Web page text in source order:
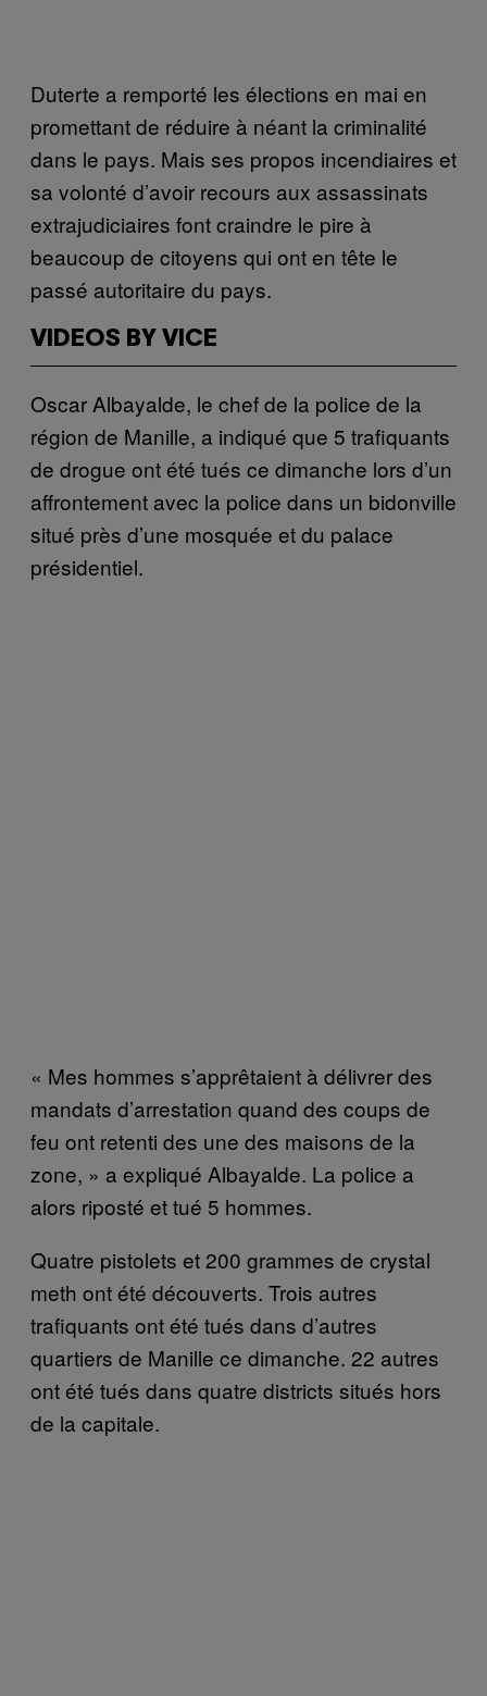
Duterte a remporté les élections en mai en
promettant de réduire à néant la criminalité
dans le pays. Mais ses propos incendiaires et
sa volonté d’avoir recours aux assassinats
extrajudiciaires font craindre le pire à
beaucoup de citoyens qui ont en tête le
passé autoritaire du pays.
VIDEOS BY VICE
Oscar Albayalde, le chef de la police de la
région de Manille, a indiqué que 5 trafiquants
de drogue ont été tués ce dimanche lors d’un
affrontement avec la police dans un bidonville
situé près d’une mosquée et du palace
présidentiel.
« Mes hommes s’apprêtaient à délivrer des
mandats d’arrestation quand des coups de
feu ont retenti des une des maisons de la
zone, » a expliqué Albayalde. La police a
alors riposté et tué 5 hommes.
Quatre pistolets et 200 grammes de crystal
meth ont été découverts. Trois autres
trafiquants ont été tués dans d’autres
quartiers de Manille ce dimanche. 22 autres
ont été tués dans quatre districts situés hors
de la capitale.